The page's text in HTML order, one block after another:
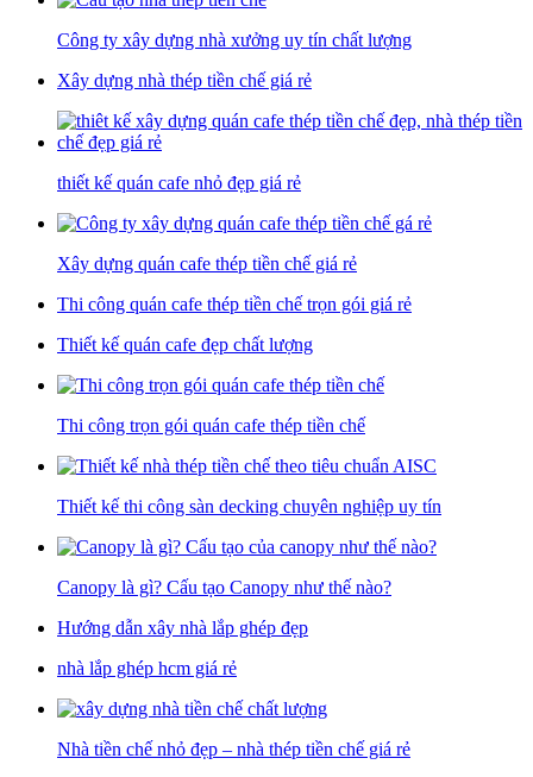
Công ty xây dựng nhà xưởng uy tín chất lượng
Xây dựng nhà thép tiền chế giá rẻ
thiết kế quán cafe nhỏ đẹp giá rẻ
Xây dựng quán cafe thép tiền chế giá rẻ
Thi công quán cafe thép tiền chế trọn gói giá rẻ
Thiết kế quán cafe đẹp chất lượng
Thi công trọn gói quán cafe thép tiền chế
Thiết kế thi công sàn decking chuyên nghiệp uy tín
Canopy là gì? Cấu tạo Canopy như thế nào?
Hướng dẫn xây nhà lắp ghép đẹp
nhà lắp ghép hcm giá rẻ
Nhà tiền chế nhỏ đẹp – nhà thép tiền chế giá rẻ